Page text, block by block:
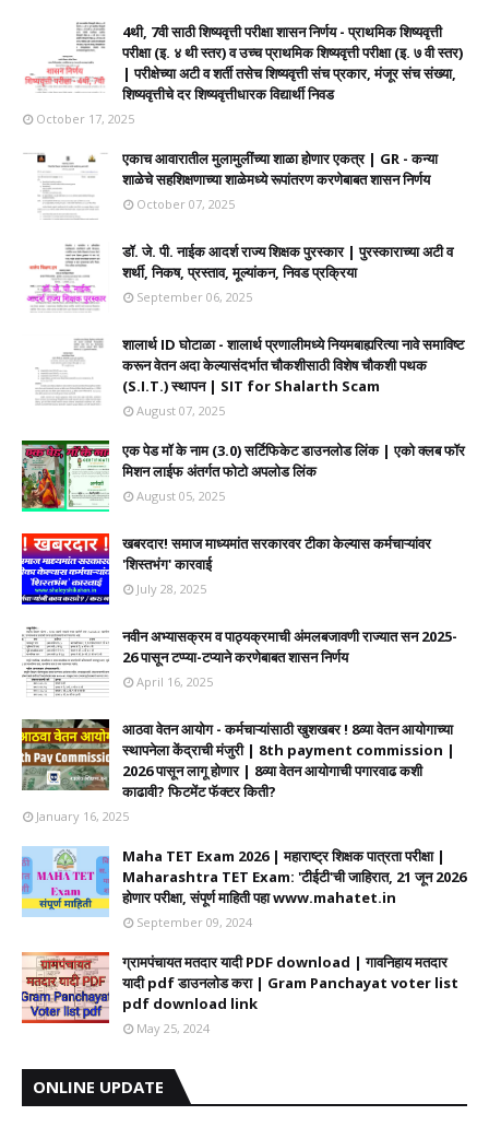
4थी, 7वी साठी शिष्यवृत्ती परीक्षा शासन निर्णय - प्राथमिक शिष्यवृत्ती
परीक्षा (इ. ४ थी स्तर) व उच्च प्राथमिक शिष्यवृत्ती परीक्षा (इ. ७ वी स्तर)
| परीक्षेच्या अटी व शर्ती तसेच शिष्यवृत्ती संच प्रकार, मंजूर संच संख्या,
शिष्यवृत्तीचे दर शिष्यवृत्तीधारक विद्यार्थी निवड
October 17, 2025
एकाच आवारातील मुलामुलींच्या शाळा होणार एकत्र | GR - कन्या
शाळेचे सहशिक्षणाच्या शाळेमध्ये रूपांतरण करणेबाबत शासन निर्णय
October 07, 2025
डॉ. जे. पी. नाईक आदर्श राज्य शिक्षक पुरस्कार | पुरस्काराच्या अटी व
शर्थी, निकष, प्रस्ताव, मूल्यांकन, निवड प्रक्रिया
September 06, 2025
शालार्थ ID घोटाळा - शालार्थ प्रणालीमध्ये नियमबाह्यरित्या नावे समाविष्ट
करून वेतन अदा केल्यासंदर्भात चौकशीसाठी विशेष चौकशी पथक
(S.I.T.) स्थापन | SIT for Shalarth Scam
August 07, 2025
एक पेड मॉ के नाम (3.0) सर्टिफिकेट डाउनलोड लिंक | एको क्लब फॉर
मिशन लाईफ अंतर्गत फोटो अपलोड लिंक
August 05, 2025
खबरदार! समाज माध्यमांत सरकारवर टीका केल्यास कर्मचाऱ्यांवर
'शिस्तभंग' कारवाई
July 28, 2025
नवीन अभ्यासक्रम व पाठ्यक्रमाची अंमलबजावणी राज्यात सन 2025-
26 पासून टप्प्या-टप्याने करणेबाबत शासन निर्णय
April 16, 2025
आठवा वेतन आयोग - कर्मचाऱ्यांसाठी खुशखबर ! 8व्या वेतन आयोगाच्या
स्थापनेला केंद्राची मंजुरी | 8th payment commission |
2026 पासून लागू होणार | 8व्या वेतन आयोगाची पगारवाढ कशी
काढावी? फिटमेंट फॅक्टर किती?
January 16, 2025
Maha TET Exam 2026 | महाराष्ट्र शिक्षक पात्रता परीक्षा |
Maharashtra TET Exam: 'टीईटी'ची जाहिरात, 21 जून 2026
होणार परीक्षा, संपूर्ण माहिती पहा www.mahatet.in
September 09, 2024
ग्रामपंचायत मतदार यादी PDF download | गावनिहाय मतदार
यादी pdf डाउनलोड करा | Gram Panchayat voter list
pdf download link
May 25, 2024
ONLINE UPDATE